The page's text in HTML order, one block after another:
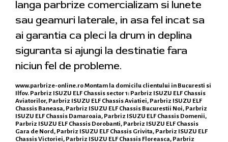
langa parbrize comercializam si lunete
sau geamuri laterale, in asa fel incat sa
ai garantia ca pleci la drum in deplina
siguranta si ajungi la destinatie fara
niciun fel de probleme.
www.parbrize-online.roMontam la domicilu clientului in Bucuresti si
Ilfov. Parbriz ISUZU ELF Chassis sector 1: Parbriz ISUZU ELF Chassis
Aviatorilor, Parbriz ISUZU ELF Chassis Aviatiei, Parbriz ISUZU ELF
Chassis Baneasa, Parbriz ISUZU ELF Chassis Bucurestii Noi, Parbriz
ISUZU ELF Chassis Damaroaia, Parbriz ISUZU ELF Chassis Domenii,
Parbriz ISUZU ELF Chassis Dorobanti, Parbriz ISUZU ELF Chassis
Gara de Nord, Parbriz ISUZU ELF Chassis Grivita, Parbriz ISUZU ELF
Chassis Victoriei, Parbriz ISUZU ELF Chassis Floreasca, Parbriz